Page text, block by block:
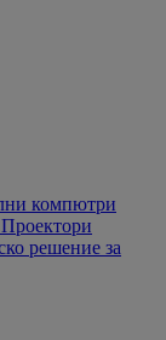
компютри
Проектори
решение за